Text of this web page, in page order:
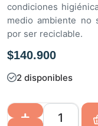
condiciones
medio ambiente no
por ser reciclable.
$140.900
2 disponibles